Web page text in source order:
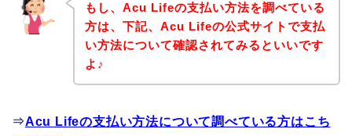
もし、Acu Lifeの支払い方法を調べている
方は、下記、Acu Lifeの公式サイトで支払
い方法について確認されてみるといいです
よ♪
⇒Acu Lifeの支払い方法について調べている方はこち